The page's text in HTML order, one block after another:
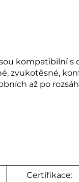
kompatibilní s
zvukotěsné,
až po
Certifikace: